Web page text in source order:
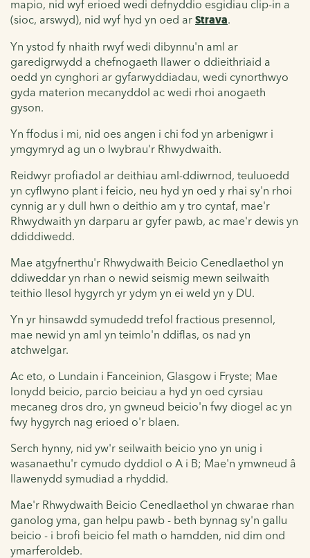
mapio, nid wyf erioed wedi defnyddio esgidiau clip-in a
(sioc, arswyd), nid wyf hyd yn oed ar Strava.
Yn ystod fy nhaith rwyf wedi dibynnu'n aml ar
garedigrwydd a chefnogaeth llawer o ddieithriaid a
oedd yn cynghori ar gyfarwyddiadau, wedi cynorthwyo
gyda materion mecanyddol ac wedi rhoi anogaeth
gyson.
Yn ffodus i mi, nid oes angen i chi fod yn arbenigwr i
ymgymryd ag un o lwybrau'r Rhwydwaith.
Reidwyr profiadol ar deithiau aml-ddiwrnod, teuluoedd
yn cyflwyno plant i feicio, neu hyd yn oed y rhai sy'n rhoi
cynnig ar y dull hwn o deithio am y tro cyntaf, mae'r
Rhwydwaith yn darparu ar gyfer pawb, ac mae'r dewis yn
ddiddiwedd.
Mae atgyfnerthu'r Rhwydwaith Beicio Cenedlaethol yn
ddiweddar yn rhan o newid seismig mewn seilwaith
teithio llesol hygyrch yr ydym yn ei weld yn y DU.
Yn yr hinsawdd symudedd trefol fractious presennol,
mae newid yn aml yn teimlo'n ddiflas, os nad yn
atchwelgar.
Ac eto, o Lundain i Fanceinion, Glasgow i Fryste; Mae
lonydd beicio, parcio beiciau a hyd yn oed cyrsiau
mecaneg dros dro, yn gwneud beicio'n fwy diogel ac yn
fwy hygyrch nag erioed o'r blaen.
Serch hynny, nid yw'r seilwaith beicio yno yn unig i
wasanaethu'r cymudo dyddiol o A i B; Mae'n ymwneud â
llawenydd symudiad a rhyddid.
Mae'r Rhwydwaith Beicio Cenedlaethol yn chwarae rhan
ganolog yma, gan helpu pawb - beth bynnag sy'n gallu
beicio - i brofi beicio fel math o hamdden, nid dim ond
ymarferoldeb.